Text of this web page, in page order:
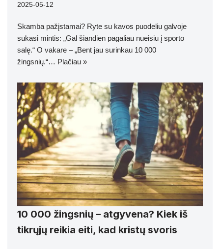
2025-05-12
Skamba pažįstamai? Ryte su kavos puodeliu galvoje
sukasi mintis: „Gal šiandien pagaliau nueisiu į sporto
salę.“ O vakare – „Bent jau surinkau 10 000
žingsnių.“… Plačiau »
10 000 žingsnių – atgyvena? Kiek iš
tikrųjų reikia eiti, kad kristų svoris